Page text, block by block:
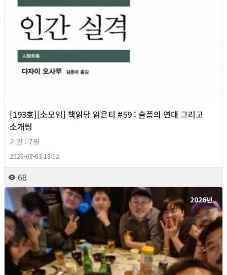
[193호][소모임] 책읽당 읽은티 #59 : 슬픔의 연대 그리고
소개팅
기간 : 7월
2026-08-03 18:12
68
2026년